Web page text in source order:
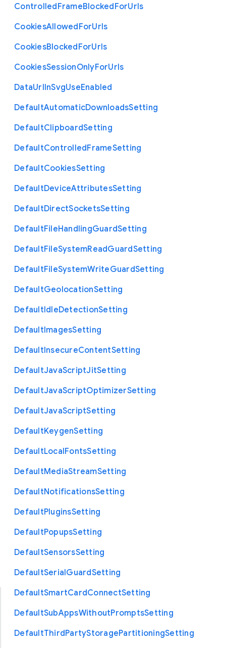
ControlledFrameBlockedForUrls
CookiesAllowedForUrls
CookiesBlockedForUrls
CookiesSessionOnlyForUrls
DataUrlInSvgUseEnabled
DefaultAutomaticDownloadsSetting
DefaultClipboardSetting
DefaultControlledFrameSetting
DefaultCookiesSetting
DefaultDeviceAttributesSetting
DefaultDirectSocketsSetting
DefaultFileHandlingGuardSetting
DefaultFileSystemReadGuardSetting
DefaultFileSystemWriteGuardSetting
DefaultGeolocationSetting
DefaultIdleDetectionSetting
DefaultImagesSetting
DefaultInsecureContentSetting
DefaultJavaScriptJitSetting
DefaultJavaScriptOptimizerSetting
DefaultJavaScriptSetting
DefaultKeygenSetting
DefaultLocalFontsSetting
DefaultMediaStreamSetting
DefaultNotificationsSetting
DefaultPluginsSetting
DefaultPopupsSetting
DefaultSensorsSetting
DefaultSerialGuardSetting
DefaultSmartCardConnectSetting
DefaultSubAppsWithoutPromptsSetting
DefaultThirdPartyStoragePartitioningSetting